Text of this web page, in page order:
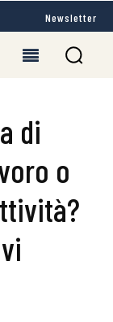
Newsletter
di
o